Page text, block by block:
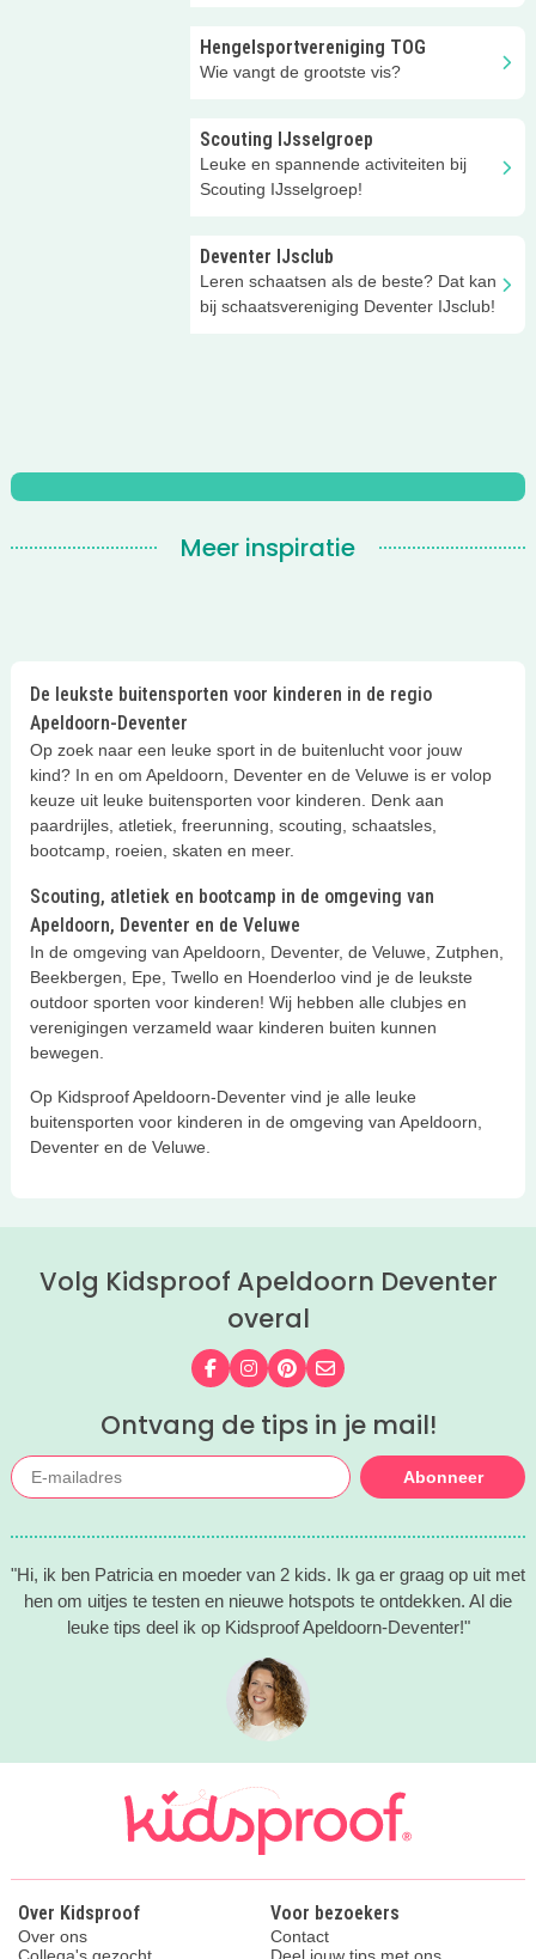
Hengelsportvereniging TOG
Wie vangt de grootste vis?
Scouting IJsselgroep
Leuke en spannende activiteiten bij
Scouting IJsselgroep!
Deventer IJsclub
Leren schaatsen als de beste? Dat kan
bij schaatsvereniging Deventer IJsclub!
Meer inspiratie
De leukste buitensporten voor kinderen in de regio
Apeldoorn-Deventer
Op zoek naar een leuke sport in de buitenlucht voor jouw
kind? In en om Apeldoorn, Deventer en de Veluwe is er volop
keuze uit leuke buitensporten voor kinderen. Denk aan
paardrijles, atletiek, freerunning, scouting, schaatsles,
bootcamp, roeien, skaten en meer.
Scouting, atletiek en bootcamp in de omgeving van
Apeldoorn, Deventer en de Veluwe
In de omgeving van Apeldoorn, Deventer, de Veluwe, Zutphen,
Beekbergen, Epe, Twello en Hoenderloo vind je de leukste
outdoor sporten voor kinderen! Wij hebben alle clubjes en
verenigingen verzameld waar kinderen buiten kunnen
bewegen.
Op Kidsproof Apeldoorn-Deventer vind je alle leuke
buitensporten voor kinderen in de omgeving van Apeldoorn,
Deventer en de Veluwe.
Volg Kidsproof Apeldoorn Deventer
overal
Volg ons op Facebook
Volg ons op Instagram
Volg ons op Pinterest
Mail ons
Ontvang de tips in je mail!
Abonneer
"Hi, ik ben Patricia en moeder van 2 kids. Ik ga er graag op uit met
hen om uitjes te testen en nieuwe hotspots te ontdekken. Al die
leuke tips deel ik op Kidsproof Apeldoorn-Deventer!"
Over Kidsproof
Over ons
Collega's gezocht
Voor bezoekers
Contact
Deel jouw tips met ons